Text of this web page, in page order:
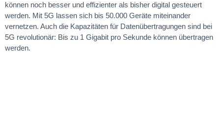
können noch besser und effizienter als bisher digital gesteuert
werden. Mit 5G lassen sich bis 50.000 Geräte miteinander
vernetzen. Auch die Kapazitäten für Datenübertragungen sind bei
5G revolutionär: Bis zu 1 Gigabit pro Sekunde können übertragen
werden.